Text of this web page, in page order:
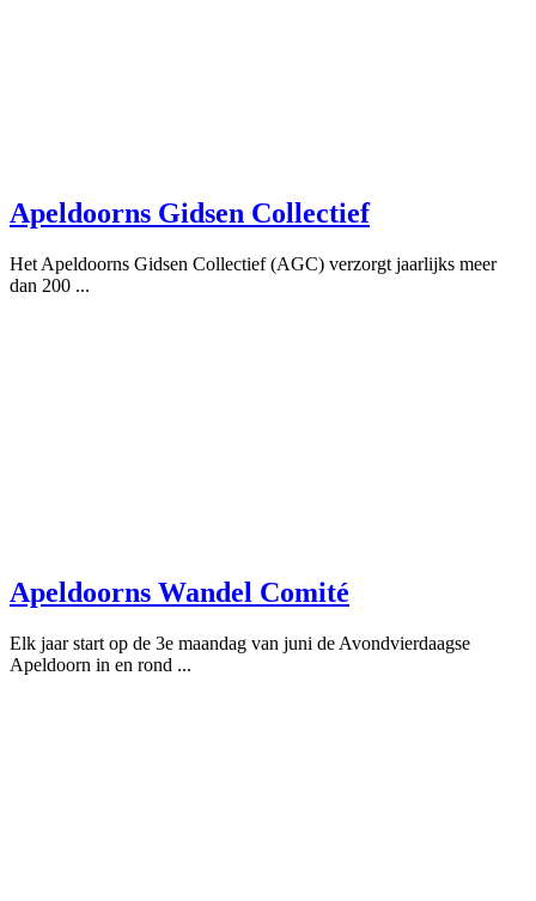
Apeldoorns Gidsen Collectief
Het Apeldoorns Gidsen Collectief (AGC) verzorgt jaarlijks meer
dan 200 ...
Apeldoorns Wandel Comité
Elk jaar start op de 3e maandag van juni de Avondvierdaagse
Apeldoorn in en rond ...